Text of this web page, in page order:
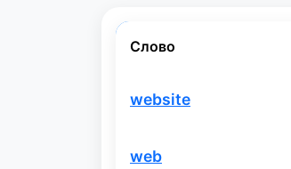
Слово
website
web